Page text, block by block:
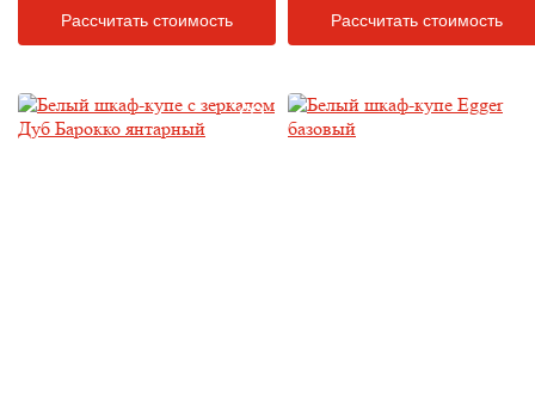
Рассчитать стоимость Рассчитать стоимость